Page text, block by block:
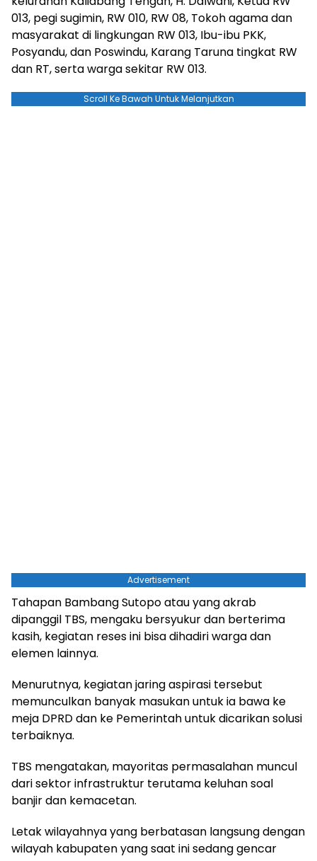
013, pegi sugimin, RW 010, RW 08, Tokoh agama dan
masyarakat di lingkungan RW 013, Ibu-ibu PKK,
Posyandu, dan Poswindu, Karang Taruna tingkat RW
dan RT, serta warga sekitar RW 013.
Scroll Ke Bawah Untuk Melanjutkan
Advertisement
Tahapan Bambang Sutopo atau yang akrab
dipanggil TBS, mengaku bersyukur dan berterima
kasih, kegiatan reses ini bisa dihadiri warga dan
elemen lainnya.
Menurutnya, kegiatan jaring aspirasi tersebut
memunculkan banyak masukan untuk ia bawa ke
meja DPRD dan ke Pemerintah untuk dicarikan solusi
terbaiknya.
TBS mengatakan, mayoritas permasalahan muncul
dari sektor infrastruktur terutama keluhan soal
banjir dan kemacetan.
Letak wilayahnya yang berbatasan langsung dengan
wilayah kabupaten yang saat ini sedang gencar